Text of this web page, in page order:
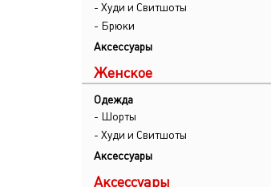
- Худи и Свитшоты
- Брюки
Аксессуары
Женское
Одежда
- Шорты
- Худи и Свитшоты
Аксессуары
Аксессуары